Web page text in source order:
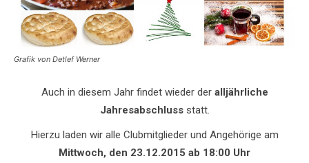
Grafik von Detlef Werner
Auch in diesem Jahr findet wieder der alljährliche
Jahresabschlussstatt.
Hierzu laden wir alle Clubmitglieder und Angehörige am
Mittwoch, den 23.12.2015 ab 18:00 Uhr